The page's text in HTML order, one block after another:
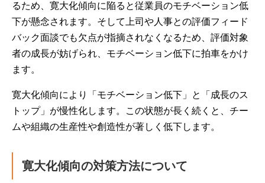
るため、寛大化傾向に陥ると従業員のモチベーション低
下が懸念されます。そして上司や人事との評価フィード
バック面談でも欠点が指摘されなくなるため、評価対象
者の成長が妨げられ、モチベーション低下に拍車をかけ
ます。
寛大化傾向により「モチベーション低下」と「成長のス
トップ」が慢性化します。この状態が長く続くと、チー
ムや組織の生産性や創造性が著しく低下します。
寛大化傾向の対策方法について